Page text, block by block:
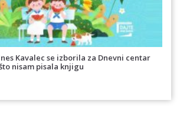
Kavalec se izborila za Dnevni centar
nisam pisala knjigu